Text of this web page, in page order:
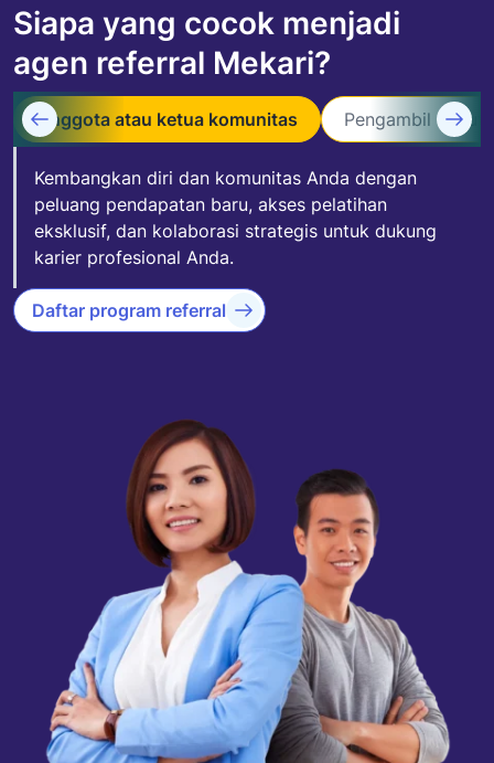
Siapa yang cocok menjadi
agen referral Mekari?
Anggota atau ketua komunitas Pengambil
Kembangkan diri dan komunitas Anda dengan
peluang pendapatan baru, akses pelatihan
eksklusif, dan kolaborasi strategis untuk dukung
karier profesional Anda.
Daftar program referral